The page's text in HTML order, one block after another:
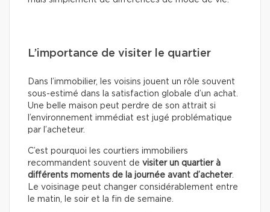
L’importance de visiter le quartier
Dans l’immobilier, les voisins jouent un rôle souvent
sous-estimé dans la satisfaction globale d’un achat.
Une belle maison peut perdre de son attrait si
l’environnement immédiat est jugé problématique
par l’acheteur.
C’est pourquoi les courtiers immobiliers
recommandent souvent de visiter un quartier à
différents moments de la journée avant d’acheter.
Le voisinage peut changer considérablement entre
le matin, le soir et la fin de semaine.